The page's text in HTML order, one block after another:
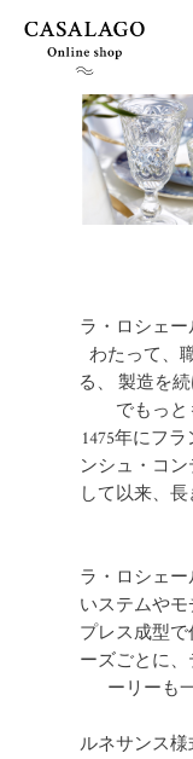
ラ・ロシェ
わたって、
る、 製造を
でもっと
1475年にフ
ンシュ・コ
して以来、
ラ・ロシェ
いステムや
プレス成型
ーズごとに
ーリーも
ルネサンス